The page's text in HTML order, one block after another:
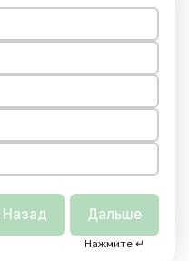
Назад Дальше
Нажмите ↵